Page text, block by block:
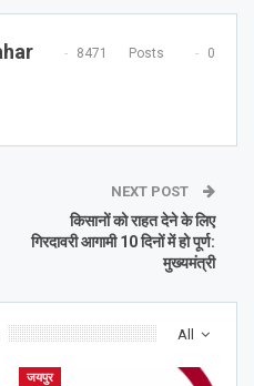
8471 Posts 0
NEXT POST
किसानों को राहत देने के लिए
गिरदावरी आगामी 10 दिनों में हो पूर्ण:
मुख्यमंत्री
All
जयपुर